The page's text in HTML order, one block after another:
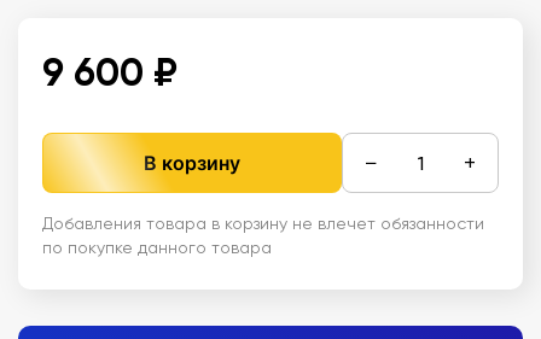
9 600 ₽
В корзину − +
Добавления товара в корзину не влечет обязанности
по покупке данного товара